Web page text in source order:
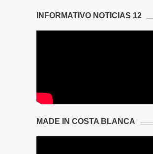
INFORMATIVO NOTICIAS 12
MADE IN COSTA BLANCA